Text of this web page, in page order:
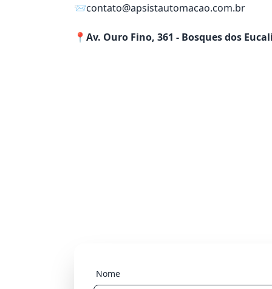
📨contato@apsistautomacao.com.br
📍 Av. Ouro Fino, 361 - Bosques dos
Nome